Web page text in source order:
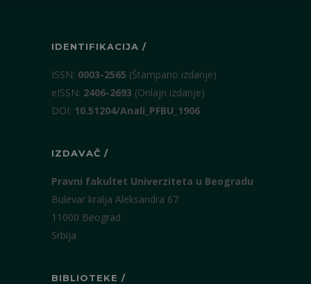
IDENTIFIKACIJA /
ISSN: 0003-2565 (Štampano izdanje)
eISSN: 2406-2693 (Onlajn izdanje)
DOI: 10.51204/Anali_PFBU_1906
IZDAVAČ /
Pravni fakultet Univerziteta u Beogradu
Bulevar kralja Aleksandra 67
11000 Beograd
Srbija
BIBLIOTEKE /